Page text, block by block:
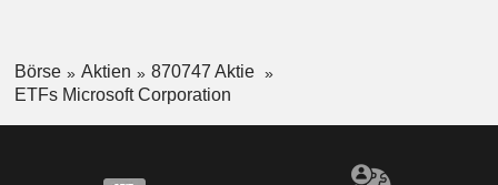
Börse Aktien
870747 Aktie
ETFs Microsoft Corporation